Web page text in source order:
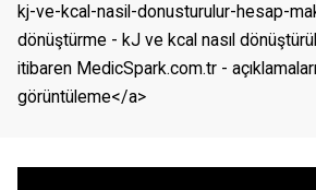
kj-ve-kcal-nasil-donusturulur-hesap-
dönüştürme - kJ ve kcal nasıl
itibaren MedicSpark.com.tr - açıklamaları
görüntüleme</a>